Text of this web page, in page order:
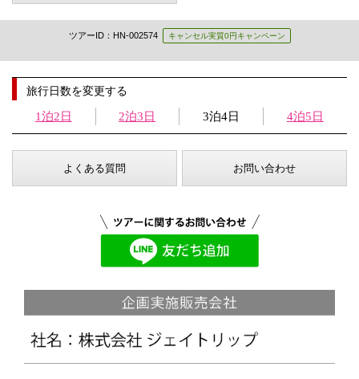
ツアーID：HN-002574 キャンセル実質0円キャンペーン
旅行日数を変更する
1泊2日 2泊3日 3泊4日 4泊5日
よくある質問 お問い合わせ